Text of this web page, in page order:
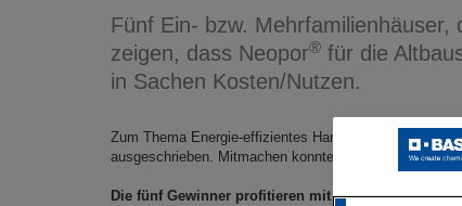
Fünf Ein- bzw.
zeigen, dass Neopor® für die
in Sachen Kosten/Nutzen.
Zum Thema Energie-effizientes Handeln im Alltag hat
ausgeschrieben. Mitmachen konnte jeder, der
Die fünf Gewinner profitieren mit ihren